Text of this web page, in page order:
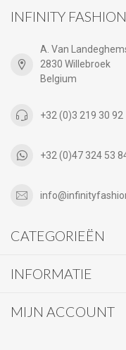
INFINITY FASHION
A. Van
2830 Willebroek
Belgium
+32 (0)3 219 30 92
+32 (0)47 324 53
CATEGORIEËN
INFORMATIE
MIJN ACCOUNT